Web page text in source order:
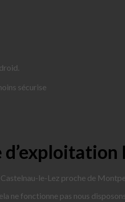
sécurise
le-Lez proche de
ne fonctionne pas nous